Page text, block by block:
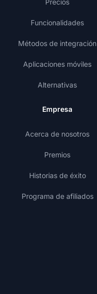
Precios
Funcionalidades
Métodos de integración
Aplicaciones móviles
Alternativas
Empresa
Acerca de nosotros
Premios
Historias de éxito
Programa de afiliados